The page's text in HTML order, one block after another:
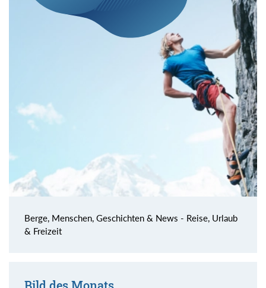
Berge, Menschen, Geschichten & News - Reise, Urlaub
& Freizeit